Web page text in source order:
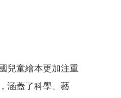
兒童繪本更加注重
涵蓋了科學、藝